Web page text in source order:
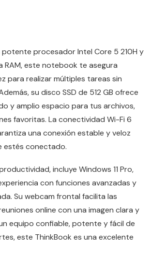
procesador Intel Core 5 210H y
RAM, este notebook te asegura
para realizar múltiples tareas sin
su disco SSD de 512 GB ofrece
y amplio espacio para tus archivos,
favoritas. La conectividad Wi-Fi 6
una conexión estable y veloz
estés conectado.
incluye Windows 11 Pro,
con funciones avanzadas y
Su webcam frontal facilita las
online con una imagen clara y
equipo confiable, potente y fácil de
este ThinkBook es una excelente